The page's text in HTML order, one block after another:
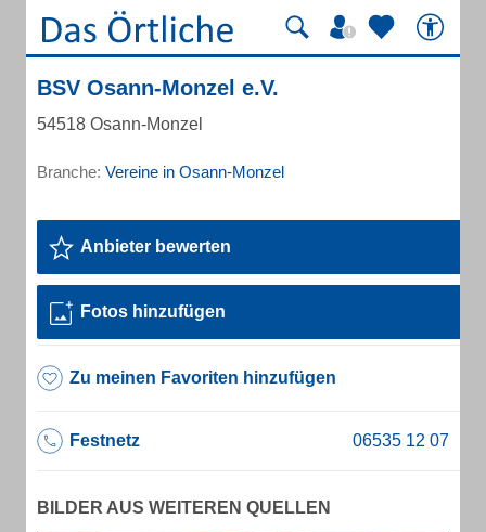
BSV Osann-Monzel e.V.
54518 Osann-Monzel
Branche: Vereine in Osann-Monzel
Anbieter bewerten
Fotos hinzufügen
Zu meinen Favoriten hinzufügen
Festnetz
BILDER AUS WEITEREN QUELLEN